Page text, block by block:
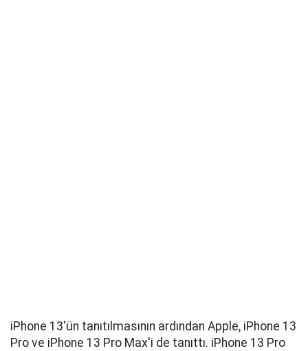
iPhone 13'ün tanıtılmasının ardından Apple, iPhone 13
Pro ve iPhone 13 Pro Max'i de tanıttı. iPhone 13 Pro